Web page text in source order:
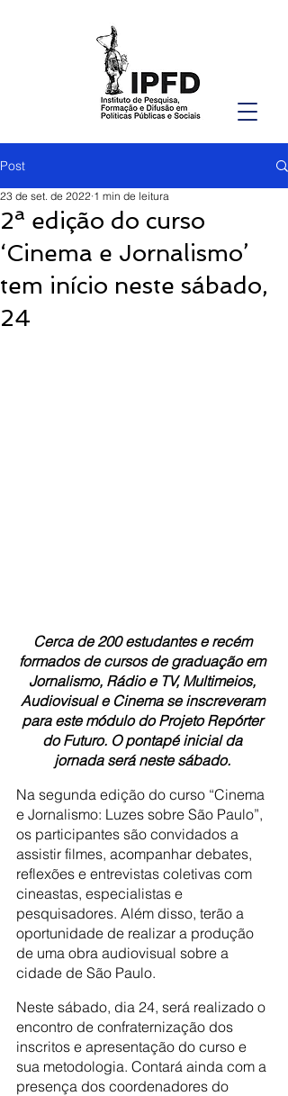
Post
2ª edição do curso
‘Cinema e Jornalismo’
tem início neste sábado,
24
23 de set. de 2022 1 min de leitura
Cerca de 200 estudantes e recém
formados de cursos de graduação em
Jornalismo, Rádio e TV, Multimeios,
Audiovisual e Cinema se inscreveram
para este módulo do Projeto Repórter
do Futuro. O pontapé inicial da
jornada será neste sábado.
Na segunda edição do curso “Cinema
e Jornalismo: Luzes sobre São Paulo”,
os participantes são convidados a
assistir filmes, acompanhar debates,
reflexões e entrevistas coletivas com
cineastas, especialistas e
pesquisadores. Além disso, terão a
oportunidade de realizar a produção
de uma obra audiovisual sobre a
cidade de São Paulo.
Neste sábado, dia 24, será realizado o
encontro de confraternização dos
inscritos e apresentação do curso e
sua metodologia. Contará ainda com a
presença dos coordenadores do